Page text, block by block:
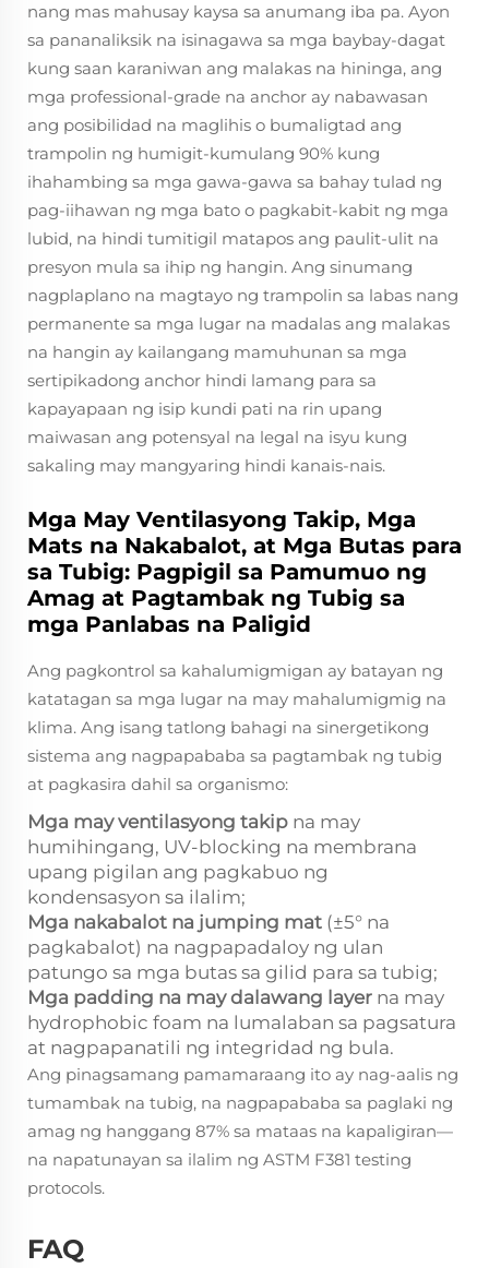
nang mas mahusay kaysa sa anumang iba pa. Ayon
sa pananaliksik na isinagawa sa mga baybay-dagat
kung saan karaniwan ang malakas na hininga, ang
mga professional-grade na anchor ay nabawasan
ang posibilidad na maglihis o bumaligtad ang
trampolin ng humigit-kumulang 90% kung
ihahambing sa mga gawa-gawa sa bahay tulad ng
pag-iihawan ng mga bato o pagkabit-kabit ng mga
lubid, na hindi tumitigil matapos ang paulit-ulit na
presyon mula sa ihip ng hangin. Ang sinumang
nagplaplano na magtayo ng trampolin sa labas nang
permanente sa mga lugar na madalas ang malakas
na hangin ay kailangang mamuhunan sa mga
sertipikadong anchor hindi lamang para sa
kapayapaan ng isip kundi pati na rin upang
maiwasan ang potensyal na legal na isyu kung
sakaling may mangyaring hindi kanais-nais.
Mga May Ventilasyong Takip, Mga
Mats na Nakabalot, at Mga Butas para
sa Tubig: Pagpigil sa Pamumuo ng
Amag at Pagtambak ng Tubig sa
mga Panlabas na Paligid
Ang pagkontrol sa kahalumigmigan ay batayan ng
katatagan sa mga lugar na may mahalumigmig na
klima. Ang isang tatlong bahagi na sinergetikong
sistema ang nagpapababa sa pagtambak ng tubig
at pagkasira dahil sa organismo:
Mga may ventilasyong takip na may
humihingang, UV-blocking na membrana
upang pigilan ang pagkabuo ng
kondensasyon sa ilalim;
Mga nakabalot na jumping mat (±5° na
pagkabalot) na nagpapadaloy ng ulan
patungo sa mga butas sa gilid para sa tubig;
Mga padding na may dalawang layer na may
hydrophobic foam na lumalaban sa pagsatura
at nagpapanatili ng integridad ng bula.
Ang pinagsamang pamamaraang ito ay nag-aalis ng
tumambak na tubig, na nagpapababa sa paglaki ng
amag ng hanggang 87% sa mataas na kapaligiran—
na napatunayan sa ilalim ng ASTM F381 testing
protocols.
FAQ